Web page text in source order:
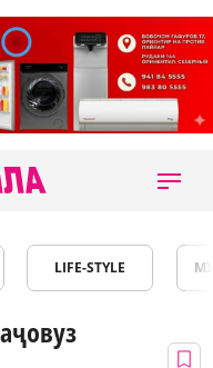
LIFE-STYLE